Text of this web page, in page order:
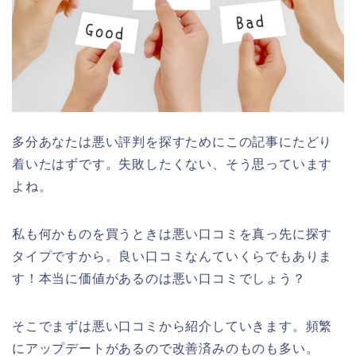
多分あなたは悪い評判を探すためにこの記事にたどり
着いたはずです。失敗したくない、そう思っています
よね。
私も何かものを買うときは悪い口コミを真っ先に探す
タイプですから。良い口コミなんていくらでもありま
す！本当に価値があるのは悪い口コミでしょう？
そこでまずは悪い口コミから紹介していきます。頻繁
にアップデートがあるので改善済みのものも多い。